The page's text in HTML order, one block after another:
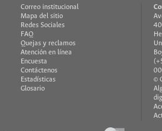
Correo institucional
Mapa del sitio
Redes Sociales
FAQ
Quejas y reclamos
Atención en línea
Encuesta
Contáctenos
Estadísticas
Glosario
©